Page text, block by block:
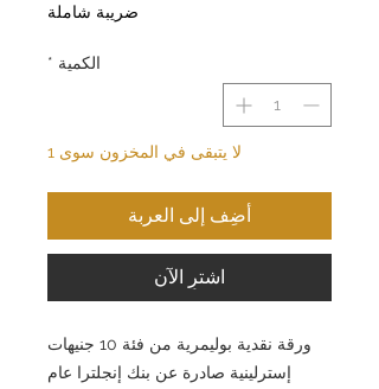
ضريبة شاملة
الكمية *
لا يتبقى في المخزون سوى 1
أضِف إلى العربة
اشترِ الآن
ورقة نقدية بوليمرية من فئة 10 جنيهات
إسترلينية صادرة عن بنك إنجلترا عام